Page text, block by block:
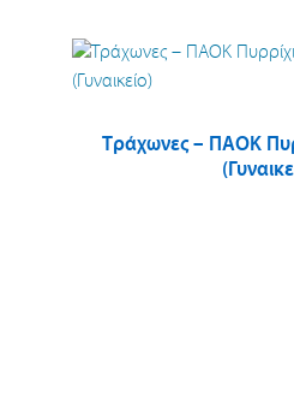
Τράχωνες – ΠΑΟΚ